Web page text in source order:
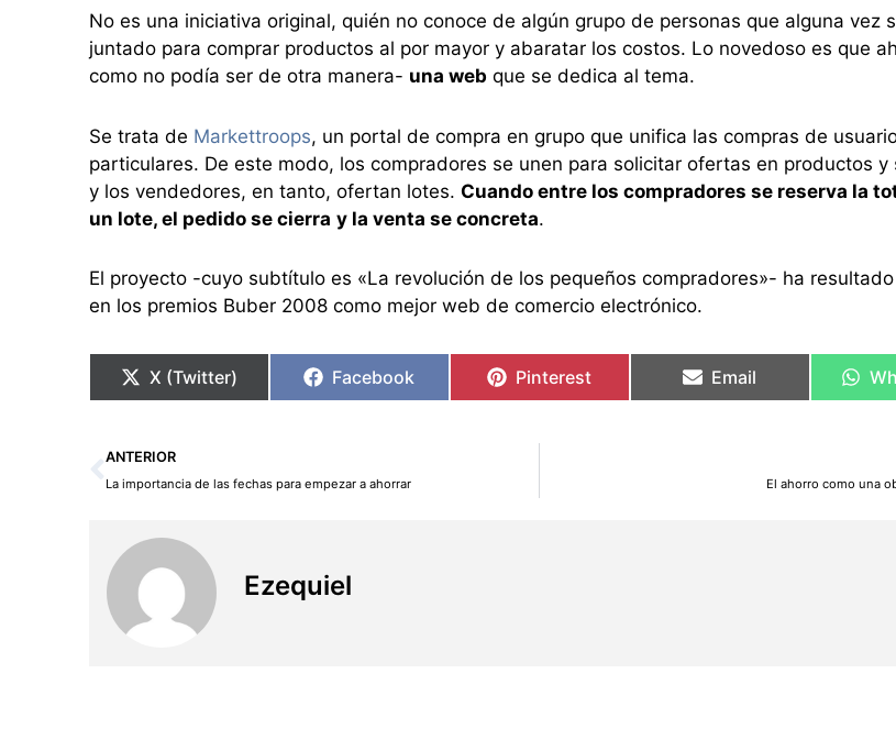
No es una iniciativa original, quién no conoce de algún grupo de personas que alguna vez
juntado para comprar productos al por mayor y abaratar los costos. Lo novedoso es que
como no podía ser de otra manera- una web que se dedica al tema.
Se trata de Markettroops, un portal de compra en grupo que unifica las compras de
particulares. De este modo, los compradores se unen para solicitar ofertas en productos y
y los vendedores, en tanto, ofertan lotes. Cuando entre los compradores se reserva la
un lote, el pedido se cierra y la venta se concreta.
El proyecto -cuyo subtítulo es «La revolución de los pequeños compradores»- ha
en los premios Buber 2008 como mejor web de comercio electrónico.
X (Twitter) Facebook Pinterest Email
Ant
ANTERIOR
La importancia de las fechas para empezar a ahorrar El ahorro como una
Ezequiel